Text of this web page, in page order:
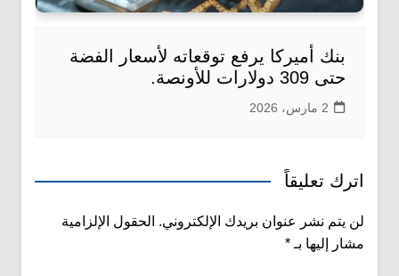
بنك أميركا يرفع توقعاته لأسعار الفضة
حتى 309 دولارات للأونصة.
2 مارس، 2026
اترك تعليقاً
لن يتم نشر عنوان بريدك الإلكتروني. الحقول الإلزامية
مشار إليها بـ *